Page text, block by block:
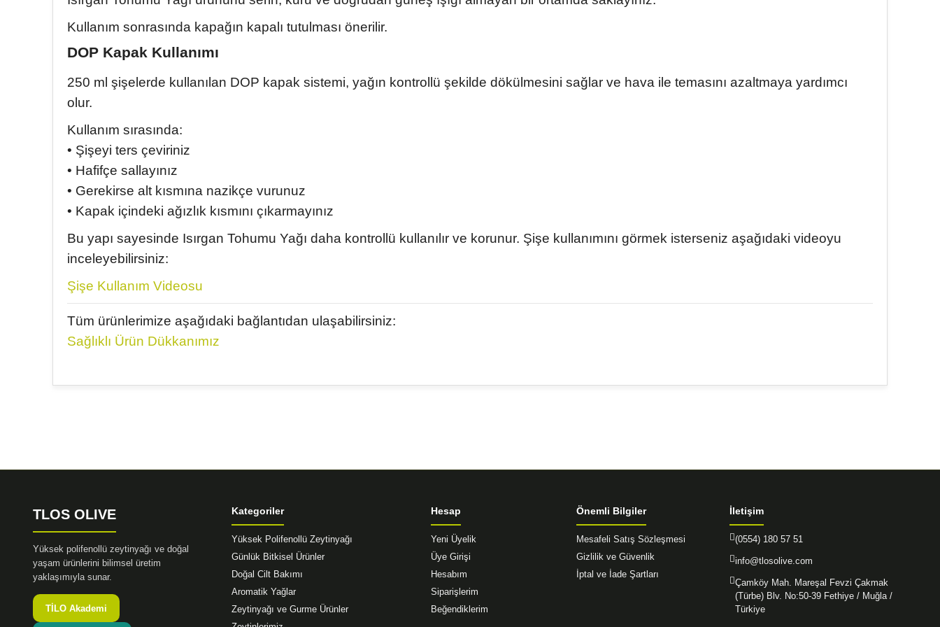
Kullanım sonrasında kapağın kapalı tutulması önerilir.
DOP Kapak Kullanımı
250 ml şişelerde kullanılan DOP kapak sistemi, yağın kontrollü şekilde dökülmesini sağlar ve hava ile temasını azaltmaya yardımcı
olur.
Kullanım sırasında:
• Şişeyi ters çeviriniz
• Hafifçe sallayınız
• Gerekirse alt kısmına nazikçe vurunuz
• Kapak içindeki ağızlık kısmını çıkarmayınız
Bu yapı sayesinde Isırgan Tohumu Yağı daha kontrollü kullanılır ve korunur. Şişe kullanımını görmek isterseniz aşağıdaki videoyu
inceleyebilirsiniz:
Şişe Kullanım Videosu
Tüm ürünlerimize aşağıdaki bağlantıdan ulaşabilirsiniz:
Sağlıklı Ürün Dükkanımız
Bu ürünün fiyat bilgisi, resim, ürün açıklamalarında ve diğer konularda yetersiz gördüğünüz noktaları öneri formunu kullanarak tarafımıza iletebilirsiniz.
Bu ürüne benzer farklı alternatifler olmalı.
Gönder
TLOS OLIVE
Yüksek polifenollü zeytinyağı ve doğal
yaşam ürünlerini bilimsel üretim
yaklaşımıyla sunar.
TİLO Akademi
Kategoriler
Yüksek Polifenollü Zeytinyağı
Günlük Bitkisel Ürünler
Doğal Cilt Bakımı
Aromatik Yağlar
Zeytinyağı ve Gurme Ürünler
Hesap
Yeni Üyelik
Üye Girişi
Hesabım
Siparişlerim
Beğendiklerim
Önemli Bilgiler
Mesafeli Satış Sözleşmesi
Gizlilik ve Güvenlik
İptal ve İade Şartları
İletişim
(0554) 180 57 51
info@tlosolive.com
Çamköy Mah. Mareşal Fevzi Çakmak
(Türbe) Blv. No:50-39 Fethiye / Muğla /
Türkiye